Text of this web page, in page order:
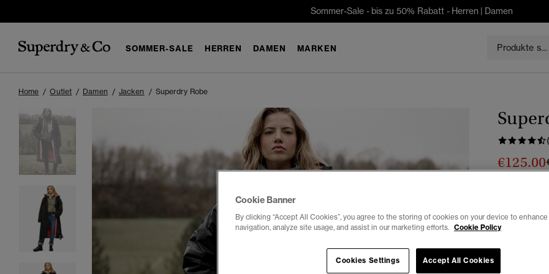
Sommer-Sale - bis zu 50% Rabatt - Herren | Damen
SOMMER-SALE HERREN DAMEN MARKEN
Home Outlet Damen Jacken Superdry Robe
€125.00
Cookie Banner
By clicking “Accept All Cookies”, you agree to the storing of cookies on your device to
navigation, analyze site usage, and assist in our marketing efforts. Cookie Policy
Accept All Cookies
Cookies Settings